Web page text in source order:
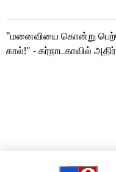
"மனைவியை கொன்று
கால்!" - கர்நாடகாவில்